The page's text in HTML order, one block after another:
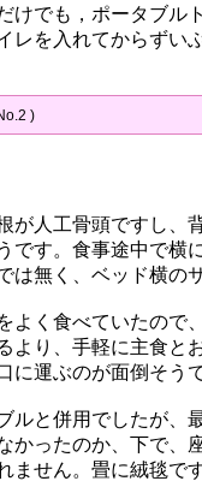
けでも，ポータブル
レを入れてからずい
)
が人工骨頭ですし、
です。食事途中で横
は無く、ベッド横の
よく食べていたので
より、手軽に主食と
に運ぶのが面倒そう
ルと併用でしたが、
かったのか、下で、
ません。畳に絨毯で